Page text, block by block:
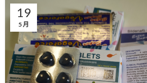
19
5 月